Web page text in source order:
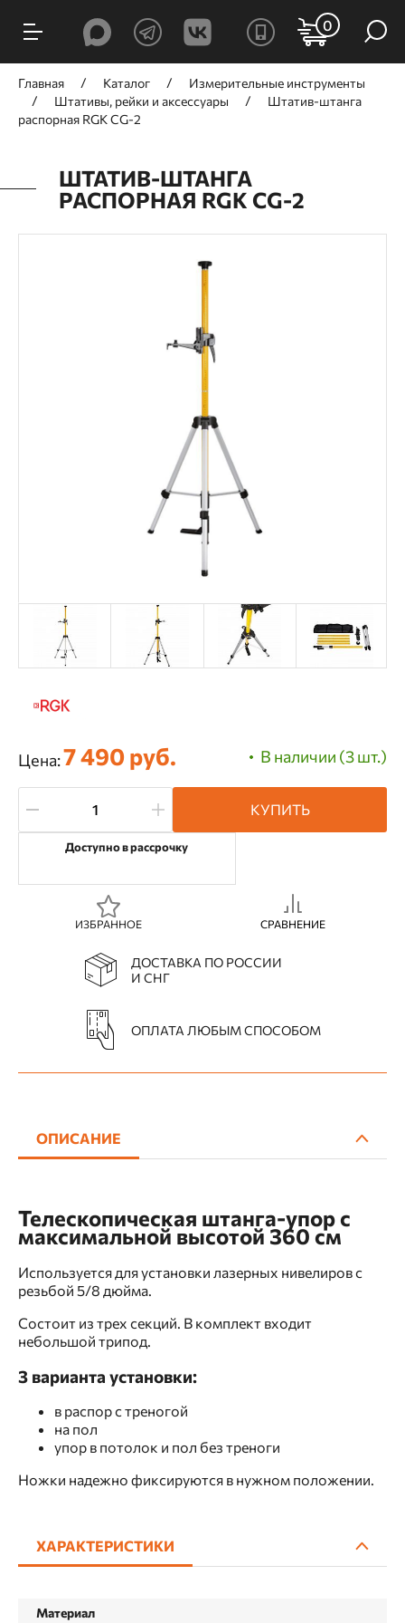
0
Главная Каталог
Измерительные инструменты
Штативы, рейки и аксессуары
Штатив-штанга
распорная RGK CG-2
ШТАТИВ-ШТАНГА
РАСПОРНАЯ RGK CG-2
В наличии (3 шт.)
Цена:7 490 руб.
КУПИТЬ
Доступно в рассрочку
ИЗБРАННОЕ СРАВНЕНИЕ
ДОСТАВКА ПО РОССИИ
И СНГ
ОПЛАТА ЛЮБЫМ СПОСОБОМ
ОПИСАНИЕ
Телескопическая штанга-упор с
максимальной высотой 360 см
Используется для установки лазерных нивелиров с
резьбой 5/8 дюйма.
Состоит из трех секций. В комплект входит
небольшой трипод.
3 варианта установки:
в распор с треногой
на пол
упор в потолок и пол без треноги
Ножки надежно фиксируются в нужном положении.
ХАРАКТЕРИСТИКИ
Материал